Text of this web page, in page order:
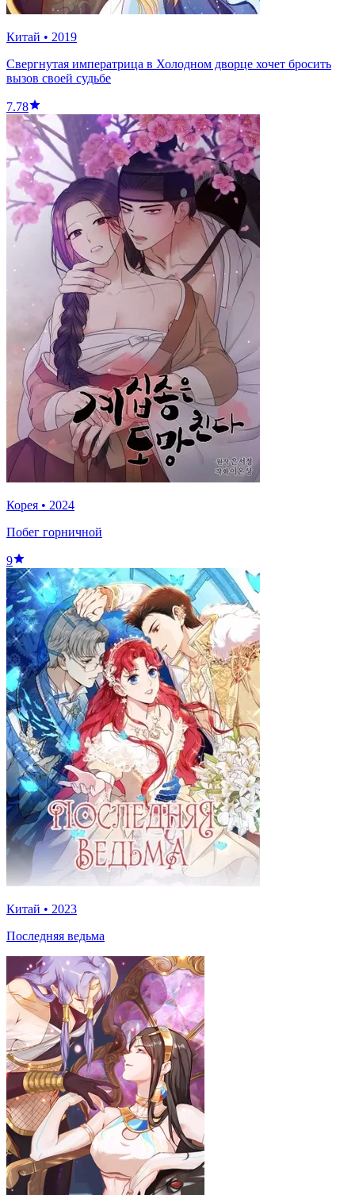
Китай • 2019
Свергнутая императрица в Холодном дворце хочет бросить
вызов своей судьбе
7.78
Корея • 2024
Побег горничной
9
Китай • 2023
Последняя ведьма